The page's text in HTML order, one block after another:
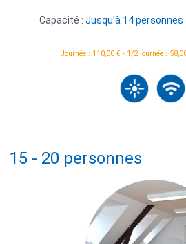
Capacité : Jusqu'à 14
Journée : 110,00 € - 1/2 journée :
15 - 20 personnes